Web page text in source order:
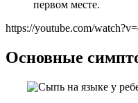
первом месте.
https://youtube.com/
Основные